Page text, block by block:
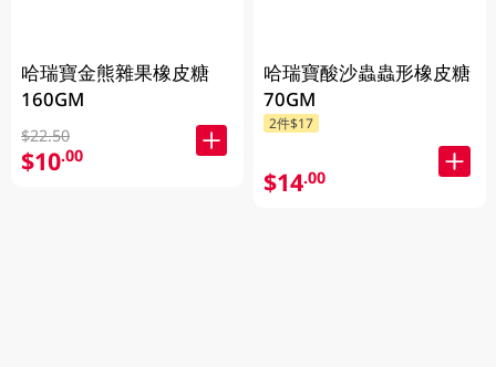
哈瑞寶金熊雜果橡皮糖
160GM
$22.50
$10.00
哈瑞寶酸沙蟲蟲形橡皮糖
70GM
2件$17
$14.00